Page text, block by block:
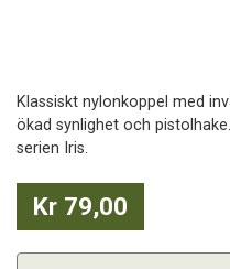
Klassiskt nylonkoppel med
ökad synlighet och
serien Iris.
Kr 79,00